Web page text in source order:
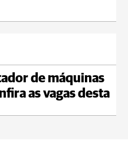
de máquinas
as vagas desta